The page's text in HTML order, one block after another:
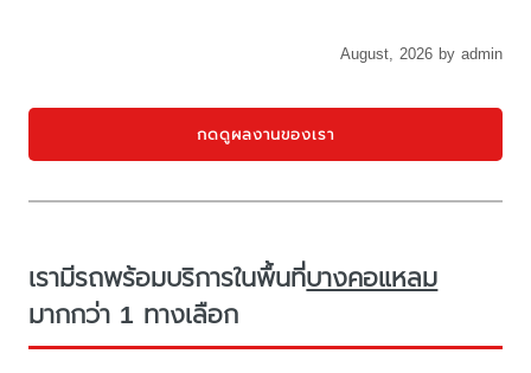
August, 2026 by admin
กดดูผลงานของเรา
เรามีรถพร้อมบริการในพื้นที่บางคอแหลม
มากกว่า 1 ทางเลือก